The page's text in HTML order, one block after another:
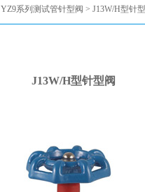
YZ9系列测试管针型阀 > J13W/H型针
J13W/H型针型阀